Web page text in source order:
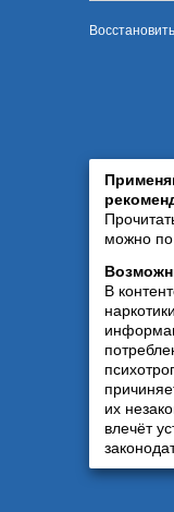
можно по
В
их
влечёт